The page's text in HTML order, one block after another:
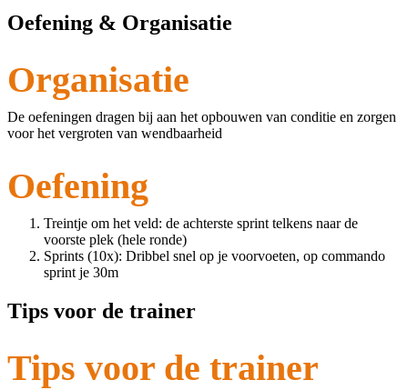
Oefening & Organisatie
Organisatie
De oefeningen dragen bij aan het opbouwen van conditie en zorgen
voor het vergroten van wendbaarheid
Oefening
Treintje om het veld: de achterste sprint telkens naar de
voorste plek (hele ronde)
Sprints (10x): Dribbel snel op je voorvoeten, op commando
sprint je 30m
Tips voor de trainer
Tips voor de trainer